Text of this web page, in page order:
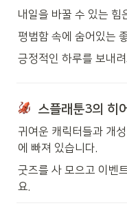
내일을 바꿀 수 있는 힘
평범함 속에 숨어있는
긍정적인 하루를 보내
스플래툰3의 히
귀여운 캐릭터들과 개
에 빠져 있습니다.
굿즈를 사 모으고 이벤
요.